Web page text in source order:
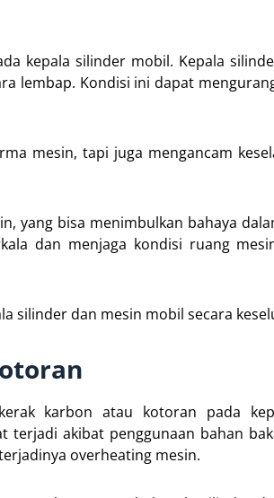
kepala silinder mobil. Kepala
lembap. Kondisi ini dapat
mesin, tapi juga mengancam
yang bisa menimbulkan bahaya
dan menjaga kondisi ruang
silinder dan mesin mobil secara
karbon atau kotoran pada
akibat penggunaan bahan
overheating mesin.